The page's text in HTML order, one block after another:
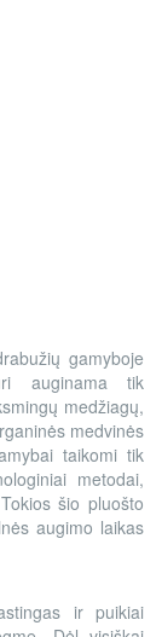
gamyboje
auginama tik
medžiagų,
medvinės
taikomi tik
metodai,
šio pluošto
augimo laikas
ir puikiai